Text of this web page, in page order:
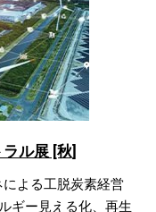
ル展 [秋]
よる工脱炭素経営
ギー見える化、再生